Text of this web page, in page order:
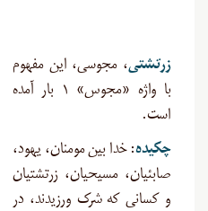
زرتشتی، مجوسی، این مفهوم
با واژه «مجوس» ۱ بار آمده
است.
چکیده:خدا بین مومنان، یهود،
صابئیان، مسیحیان، زرتشتیان
و کسانی که شرک ورزیدند، در